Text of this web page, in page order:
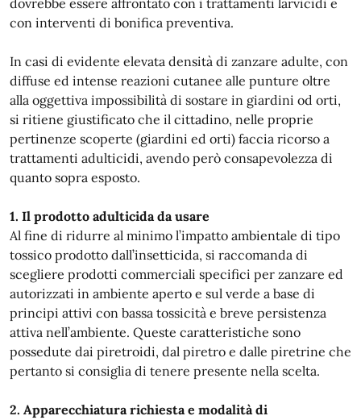
dovrebbe essere affrontato con i trattamenti larvicidi e
con interventi di bonifica preventiva.
In casi di evidente elevata densità di zanzare adulte, con
diffuse ed intense reazioni cutanee alle punture oltre
alla oggettiva impossibilità di sostare in giardini od orti,
si ritiene giustificato che il cittadino, nelle proprie
pertinenze scoperte (giardini ed orti) faccia ricorso a
trattamenti adulticidi, avendo però consapevolezza di
quanto sopra esposto.
1. Il prodotto adulticida da usare
Al fine di ridurre al minimo l’impatto ambientale di tipo
tossico prodotto dall’insetticida, si raccomanda di
scegliere prodotti commerciali specifici per zanzare ed
autorizzati in ambiente aperto e sul verde a base di
principi attivi con bassa tossicità e breve persistenza
attiva nell’ambiente. Queste caratteristiche sono
possedute dai piretroidi, dal piretro e dalle piretrine che
pertanto si consiglia di tenere presente nella scelta.
2. Apparecchiatura richiesta e modalità di